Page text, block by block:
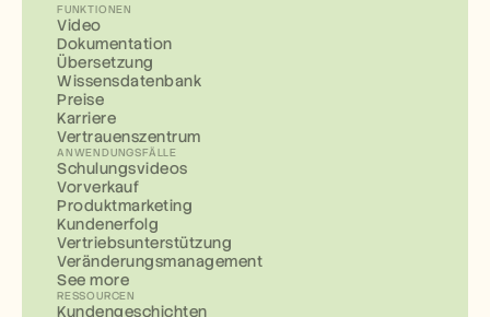
FUNKTIONEN
Video
Dokumentation
Übersetzung
Wissensdatenbank
Preise
Karriere
Vertrauenszentrum
ANWENDUNGSFÄLLE
Schulungsvideos
Vorverkauf
Produktmarketing
Kundenerfolg
Vertriebsunterstützung
Veränderungsmanagement
See more
RESSOURCEN
Kundengeschichten